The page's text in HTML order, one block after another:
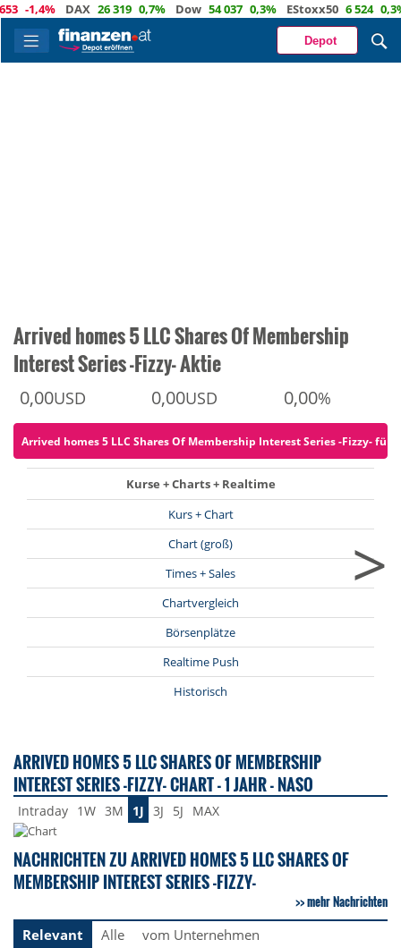
DAX 26 319 0,7% Dow 54 037 0,3% EStoxx50 6 524 0,3%
Depot
Arrived homes 5 LLC Shares Of Membership
Interest Series -Fizzy- Aktie
0,00USD 0,00USD 0,00%
Arrived homes 5 LLC Shares Of Membership Interest Series -Fizzy- für
Kurse + Charts + Realtime
Kurs + Chart
Chart (groß)
Times + Sales
Chartvergleich
Börsenplätze
Realtime Push
Historisch
>
ARRIVED HOMES 5 LLC SHARES OF MEMBERSHIP
INTEREST SERIES -FIZZY- CHART - 1 JAHR - NASO
Intraday 1W 3M 1J 3J 5J MAX
NACHRICHTEN ZU ARRIVED HOMES 5 LLC SHARES OF
MEMBERSHIP INTEREST SERIES -FIZZY-
mehr Nachrichten
Relevant
Alle vom Unternehmen